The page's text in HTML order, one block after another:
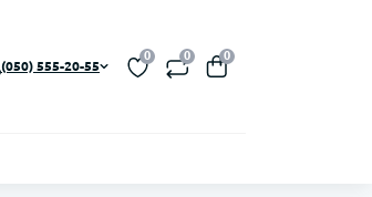
(050) 555-20-55
0 0 0